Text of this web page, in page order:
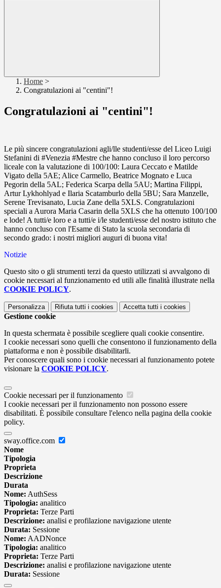
Home >
Congratulazioni ai "centini"!
Congratulazioni ai "centini"!
Le più sincere congratulazioni agli/lle studenti/esse del Liceo Luigi
Stefanini di #Venezia #Mestre che hanno concluso il loro percorso
liceale con la valutazione di 100/100: Laura Ceccato e Matilde
Vigato della 5AE; Alice Carmello, Beatrice Mognato e Luca
Pegorin della 5AL; Federica Scarpa della 5AU; Martina Filippi,
Artur Lykhohlyad e Ilaria Scatamburlo della 5BU; Sara Manzelle,
Serene Trevisanato, Lucia Zane della 5XLS. Congratulazioni
speciali a Aurora Maria Casarin della 5XLS che ha ottenuto 100/100
e lode! A tutti/e loro e a tutti/e i/le studenti/esse del nostro istituto che
hanno concluso con l'Esame di Stato la scuola secondaria di
secondo grado: i nostri migliori auguri di buona vita!
Notizie
Questo sito o gli strumenti terzi da questo utilizzati si avvalgono di
cookie necessari al funzionamento ed utili alle finalità illustrate nella
COOKIE POLICY.
Personalizza Rifiuta tutti i cookies Accetta tutti i cookies
Gestione cookie
In questa schermata è possibile scegliere quali cookie consentire.
I cookie necessari sono quelli che consentono il funzionamento della
piattaforma e non è possibile disabilitarli.
Per conoscere quali sono i cookie necessari al funzionamento potete
visionare la COOKIE POLICY.
Cookie necessari per il funzionamento
I cookie necessari per il funzionamento non possono essere
disabilitati. È possibile consultare l'elenco nella pagina della cookie
policy.
sway.office.com
Nome
Tipologia
Proprieta
Descrizione
Durata
Nome: AuthSess
Tipologia: analitico
Proprieta: Terze Parti
Descrizione: analisi e profilazione navigazione utente
Durata: Sessione
Nome: AADNonce
Tipologia: analitico
Proprieta: Terze Parti
Descrizione: analisi e profilazione navigazione utente
Durata: Sessione